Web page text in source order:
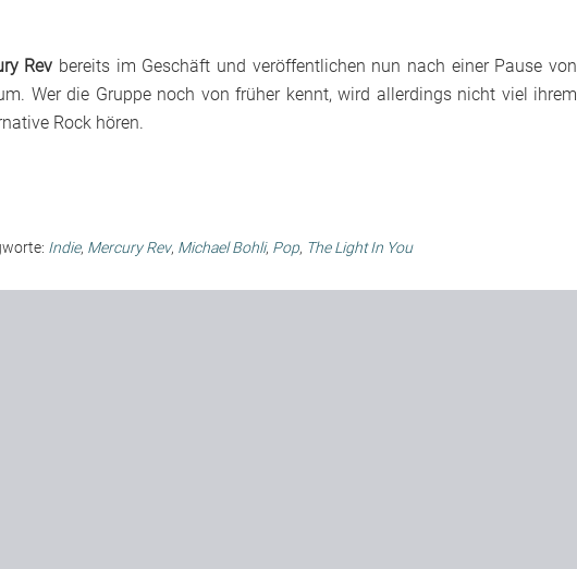
Rev bereits im Geschäft und veröffentlichen nun nach einer Pause von
Wer die Gruppe noch von früher kennt, wird allerdings nicht viel ihrem
Rock hören.
Indie, Mercury Rev, Michael Bohli, Pop, The Light In You